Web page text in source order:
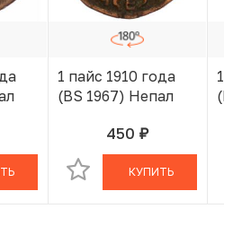
1 пайс 1910 года
(BS 1967) Непал
450 руб.
В КОРЗИНЕ
КУПИТЬ
1
(BS